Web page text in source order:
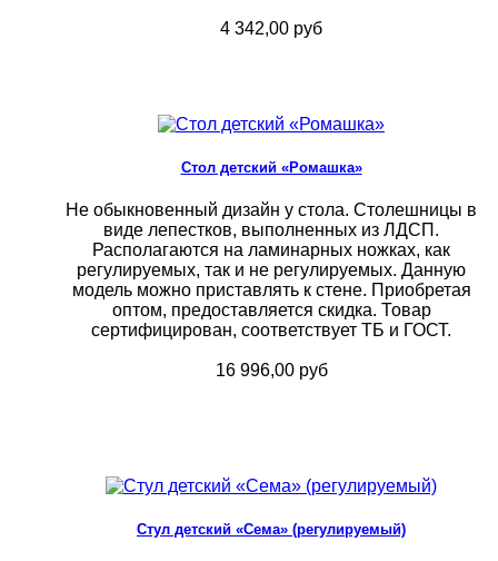
4 342,00 руб
Стол детский «Ромашка»
Не обыкновенный дизайн у стола. Столешницы в
виде лепестков, выполненных из ЛДСП.
Располагаются на ламинарных ножках, как
регулируемых, так и не регулируемых. Данную
модель можно приставлять к стене. Приобретая
оптом, предоставляется скидка. Товар
сертифицирован, соответствует ТБ и ГОСТ.
16 996,00 руб
Стул детский «Сема» (регулируемый)